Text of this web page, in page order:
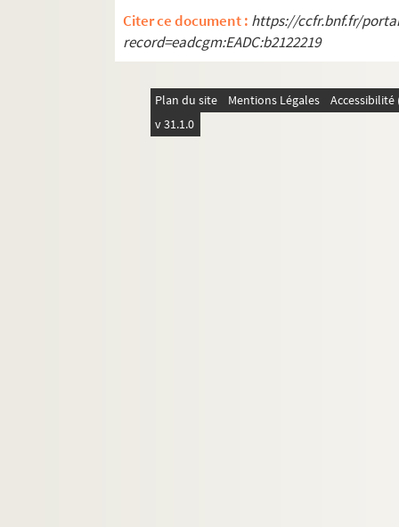
Citer ce document : https://ccfr.bnf.fr/
record=eadcgm:EADC:b2122219
Plan du site Mentions Légales
v 31.1.0